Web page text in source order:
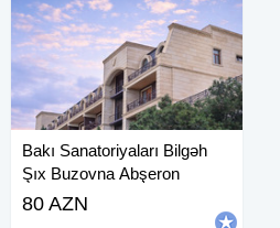
Bakı Sanatoriyaları Bilgəh
Şıx Buzovna Abşeron
80 AZN